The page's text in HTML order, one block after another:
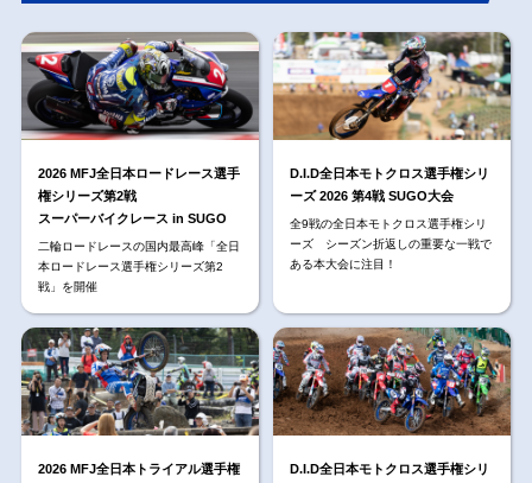
2026 MFJ全日本ロードレース選手
権シリーズ第2戦
スーパーバイクレース in SUGO
二輪ロードレースの国内最高峰「全日
本ロードレース選手権シリーズ第2
戦」を開催
D.I.D全日本モトクロス選手権シリ
ーズ 2026 第4戦 SUGO大会
全9戦の全日本モトクロス選手権シリ
ーズ シーズン折返しの重要な一戦で
ある本大会に注目！
2026 MFJ全日本トライアル選手権
D.I.D全日本モトクロス選手権シリ